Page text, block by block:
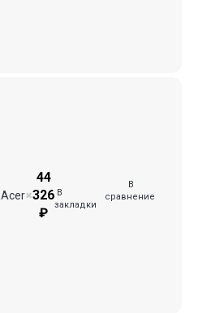
Acer✖
44
326
₽
В
закладки
В
сравнение